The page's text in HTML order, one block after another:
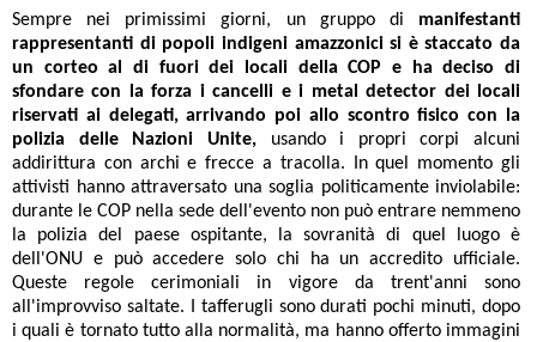
Sempre nei primissimi giorni, un gruppo di manifestanti
rappresentanti di popoli indigeni amazzonici si è staccato da
un corteo al di fuori dei locali della COP e ha deciso di
sfondare con la forza i cancelli e i metal detector dei locali
riservati ai delegati, arrivando poi allo scontro fisico con la
polizia delle Nazioni Unite, usando i propri corpi alcuni
addirittura con archi e frecce a tracolla. In quel momento gli
attivisti hanno attraversato una soglia politicamente inviolabile:
durante le COP nella sede dell'evento non può entrare nemmeno
la polizia del paese ospitante, la sovranità di quel luogo è
dell'ONU e può accedere solo chi ha un accredito ufficiale.
Queste regole cerimoniali in vigore da trent'anni sono
all'improvviso saltate. I tafferugli sono durati pochi minuti, dopo
i quali è tornato tutto alla normalità, ma hanno offerto immagini